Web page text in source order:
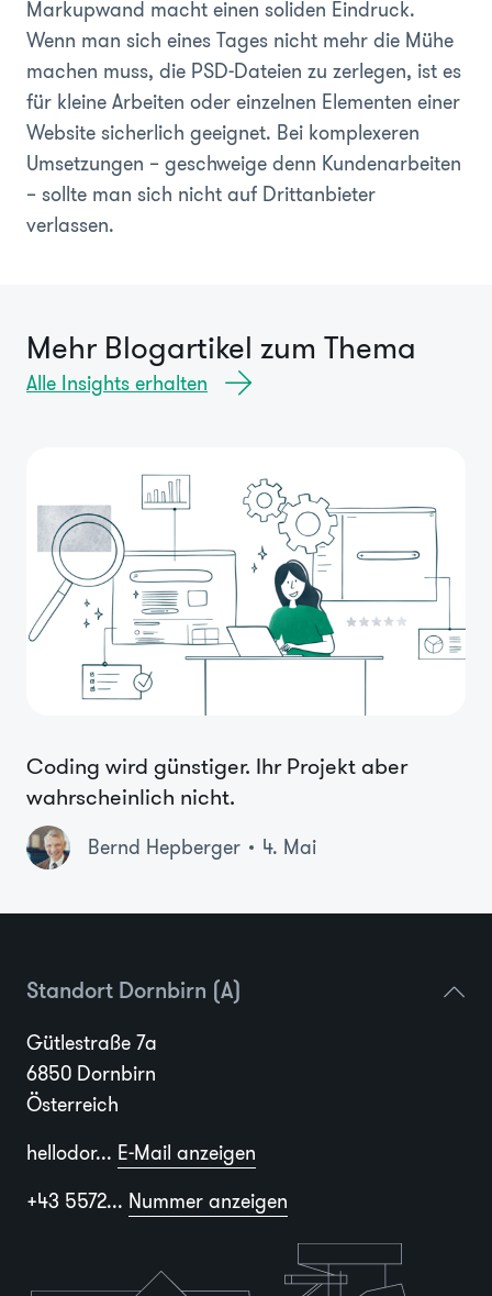
Markupwand macht einen soliden Eindruck.
Wenn man sich eines Tages nicht mehr die Mühe
machen muss, die PSD-Dateien zu zerlegen, ist es
für kleine Arbeiten oder einzelnen Elementen einer
Website sicherlich geeignet. Bei komplexeren
Umsetzungen – geschweige denn Kundenarbeiten
– sollte man sich nicht auf Drittanbieter
verlassen.
Mehr Blogartikel zum Thema
Alle Insights erhalten
Coding wird günstiger. Ihr Projekt aber
wahrscheinlich nicht.
Bernd Hepberger 4. Mai
Standort Dornbirn (A)
Gütlestraße 7a
6850 Dornbirn
Österreich
hellodor... E-Mail anzeigen
+43 5572... Nummer anzeigen